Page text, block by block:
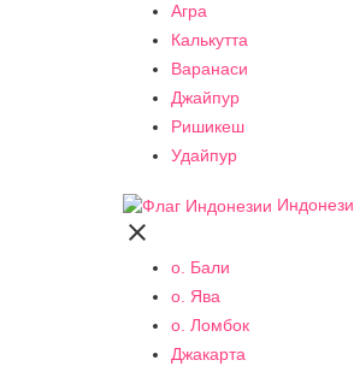
Агра
Калькутта
Варанаси
Джайпур
Ришикеш
Удайпур

о. Бали
о. Ява
о. Ломбок
Джакарта